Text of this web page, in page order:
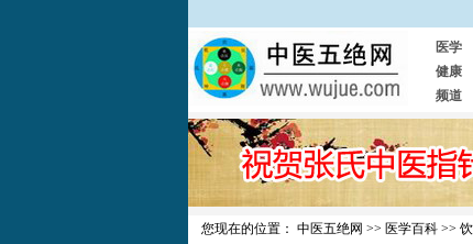
医学
健康
频道
您现在的位置： 中医五绝网 >> 医学百科>>